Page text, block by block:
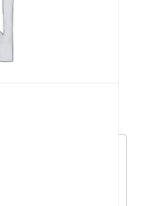
3god